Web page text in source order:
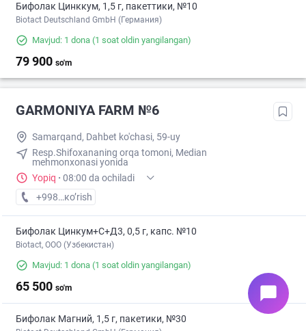
Бифолак Цинккум, 1,5 г, пакеттики, №10
Biotact Deutschland GmbH (Германия)
Mavjud: 1 dona (1 soat oldin yangilangan)
79 900 so'm
GARMONIYA FARM №6
Samarqand, Dahbet ko'chasi, 59-uy
Resp.Shifoxananing orqa tomoni, Median
mehmonxonasi yonida
Yopiq · 08:00 da ochiladi
+998 (95) XXX-XX-XX
кo’rish
Бифолак Цинкум+С+Д3, 0,5 г, капс. №10
Biotact, ООО (Узбекистан)
Mavjud: 1 dona (1 soat oldin yangilangan)
65 500 so'm
Бифолак Магний, 1,5 г, пакетики, №30
chat_bubble